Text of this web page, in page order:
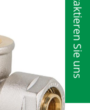
Kontaktieren Sie uns